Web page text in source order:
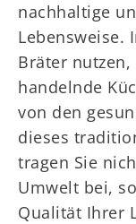
nachhaltige
Lebensweise.
Bräter
handelnde
von den
dieses
tragen Sie
Umwelt bei,
Qualität Ihrer